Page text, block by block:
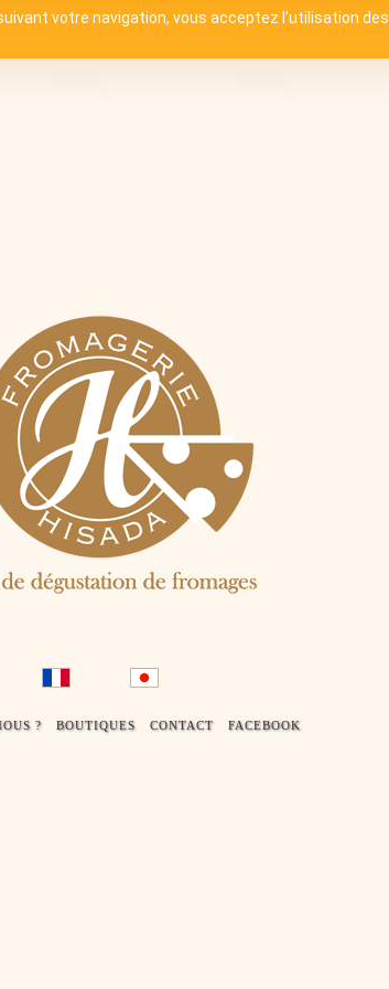
français
日
? BOUTIQUES CONTACT FACEBOOK
votre navigation, vous acceptez l’utilisation des